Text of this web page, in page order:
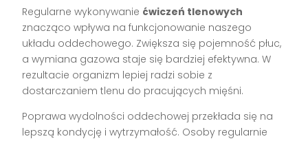
Regularne wykonywanie ćwiczeń tlenowych
znacząco wpływa na funkcjonowanie naszego
układu oddechowego. Zwiększa się pojemność płuc,
a wymiana gazowa staje się bardziej efektywna. W
rezultacie organizm lepiej radzi sobie z
dostarczaniem tlenu do pracujących mięśni.
Poprawa wydolności oddechowej przekłada się na
lepszą kondycję i wytrzymałość. Osoby regularnie